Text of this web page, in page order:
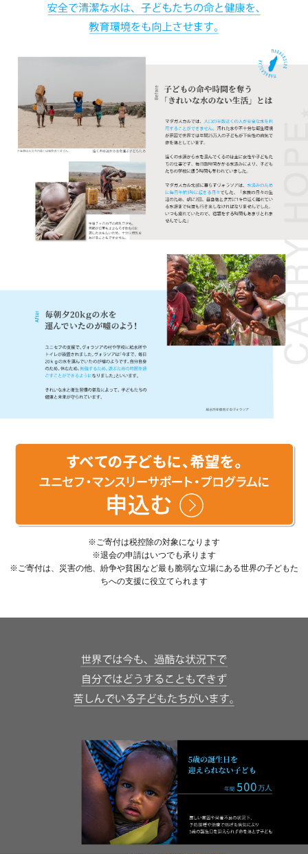
※ご寄付は税控除の対象になります
※退会の申請はいつでも承ります
※ご寄付は、災害の他、紛争や貧困など最も脆弱な立場にある世界の子どもた
ちへの支援に役立てられます